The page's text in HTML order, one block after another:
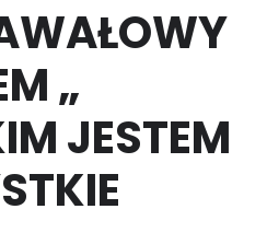
„
JESTEM